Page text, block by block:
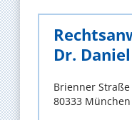
Dr.
Brienner Straße
80333 München